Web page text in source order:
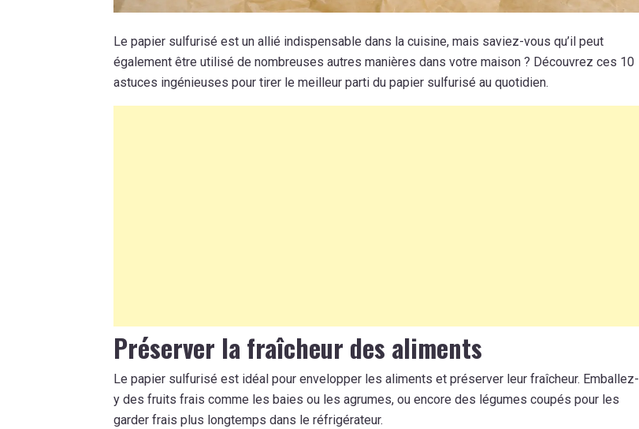
Le papier sulfurisé est un allié indispensable dans la cuisine, mais saviez-vous qu’il peut
également être utilisé de nombreuses autres manières dans votre maison ? Découvrez ces 10
astuces ingénieuses pour tirer le meilleur parti du papier sulfurisé au quotidien.
Préserver la fraîcheur des aliments
Le papier sulfurisé est idéal pour envelopper les aliments et préserver leur fraîcheur. Emballez-
y des fruits frais comme les baies ou les agrumes, ou encore des légumes coupés pour les
garder frais plus longtemps dans le réfrigérateur.